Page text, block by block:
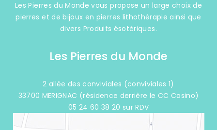
Les Pierres du Monde vous propose un large choix de
pierres et de bijoux en pierres lithothérapie ainsi que
divers Produits ésotériques.
Les Pierres du Monde
2 allée des conviviales (conviviales 1)
33700 MERIGNAC (résidence derrière le CC Casino)
05 24 60 38 20 sur RDV